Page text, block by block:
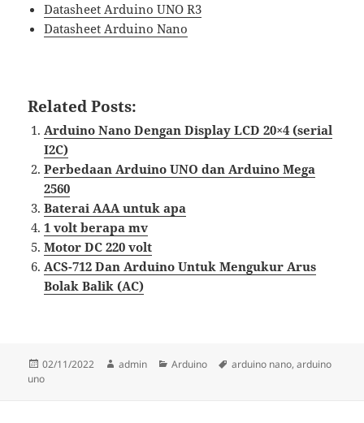
Datasheet Arduino UNO R3
Datasheet Arduino Nano
Related Posts:
Arduino Nano Dengan Display LCD 20×4 (serial
I2C)
Perbedaan Arduino UNO dan Arduino Mega
2560
Baterai AAA untuk apa
1 volt berapa mv
Motor DC 220 volt
ACS-712 Dan Arduino Untuk Mengukur Arus
Bolak Balik (AC)
Diposkan
pada
02/11/2022 Penulis
admin Kategori
Arduino Tag
arduino nano,arduino
uno